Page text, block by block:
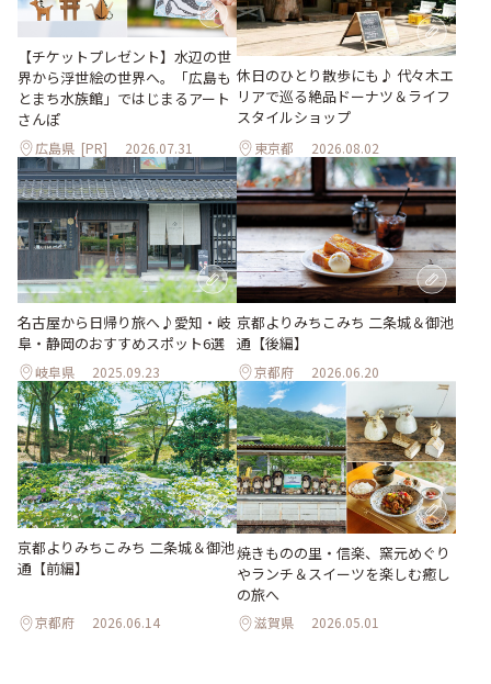
【チケットプレゼント】水辺の世
界から浮世絵の世界へ。「広島も
とまち水族館」ではじまるアート
さんぽ
広島県 [PR] 2026.07.31
休日のひとり散歩にも♪ 代々木エ
リアで巡る絶品ドーナツ＆ライフ
スタイルショップ
東京都 2026.08.02
名古屋から日帰り旅へ♪愛知・岐
阜・静岡のおすすめスポット6選
岐阜県 2025.09.23
京都よりみちこみち 二条城＆御池
通【後編】
京都府 2026.06.20
京都よりみちこみち 二条城＆御池
通【前編】
京都府 2026.06.14
焼きものの里・信楽、窯元めぐり
やランチ＆スイーツを楽しむ癒し
の旅へ
滋賀県 2026.05.01